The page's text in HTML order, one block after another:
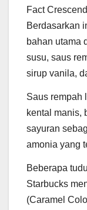
Fact
Berdasarkan
bahan utama
susu, saus
sirup vanila,
Saus rempah
kental manis,
sayuran
amonia yang
Beberapa
Starbucks
(Caramel